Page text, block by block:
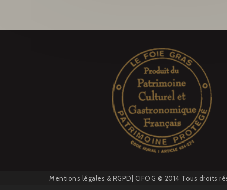
Mentions légales & RGPD | CIFOG © 2014 Tous droits